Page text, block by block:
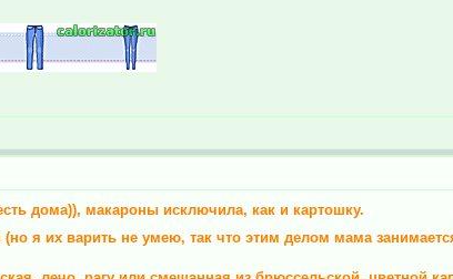
дома)), макароны исключила, как и картошку.
я их варить не умею, так что этим делом мама